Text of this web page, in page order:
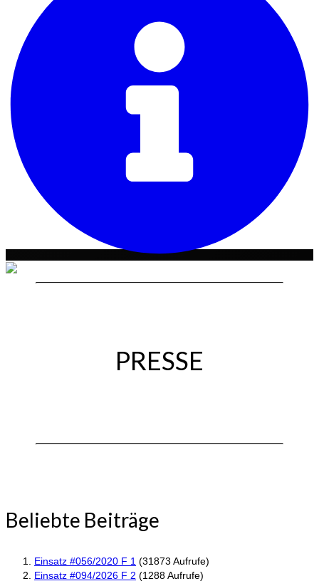
PRESSE
Beliebte Beiträge
Einsatz #056/2020 F 1 (31873 Aufrufe)
Einsatz #094/2026 F 2 (1288 Aufrufe)